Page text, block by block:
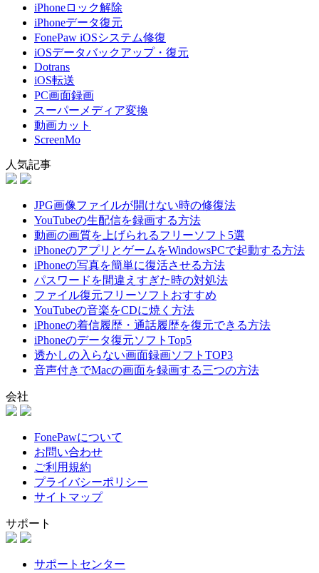
iPhoneロック解除
iPhoneデータ復元
FonePaw iOSシステム修復
iOSデータバックアップ・復元
Dotrans
iOS転送
PC画面録画
スーパーメディア変換
動画カット
ScreenMo
人気記事
JPG画像ファイルが開けない時の修復法
YouTubeの生配信を録画する方法
動画の画質を上げられるフリーソフト5選
iPhoneのアプリとゲームをWindowsPCで起動する方法
iPhoneの写真を簡単に復活させる方法
パスワードを間違えすぎた時の対処法
ファイル復元フリーソフトおすすめ
YouTubeの音楽をCDに焼く方法
iPhoneの着信履歴・通話履歴を復元できる方法
iPhoneのデータ復元ソフトTop5
透かしの入らない画面録画ソフトTOP3
音声付きでMacの画面を録画する三つの方法
会社
FonePawについて
お問い合わせ
ご利用規約
プライバシーポリシー
サイトマップ
サポート
サポートセンター